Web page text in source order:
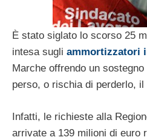
È stato siglato lo scorso 25
intesa sugli ammortizzatori
Marche offrendo un
perso, o rischia di perderlo,
Infatti, le richieste alla
arrivate a 139 milioni di euro